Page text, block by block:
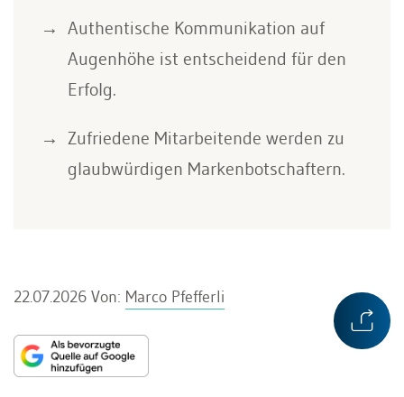
Authentische Kommunikation auf
Augenhöhe ist entscheidend für den
Erfolg.
Zufriedene Mitarbeitende werden zu
glaubwürdigen Markenbotschaftern.
22.07.2026 Von: Marco Pfefferli